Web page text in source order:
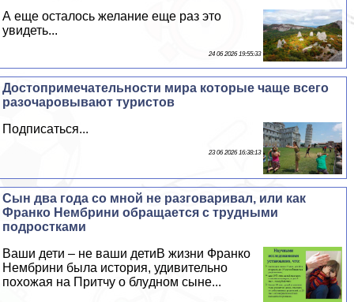
А еще осталось желание еще раз это
увидеть...
24 06 2026 19:55:33
Достопримечательности мира которые чаще всего
разочаровывают туристов
Подписаться...
23 06 2026 16:38:13
Сын два года со мной не разговаривал, или как
Франко Нембрини обращается с трудными
подростками
Ваши дети – не ваши детиВ жизни Франко
Нембрини была история, удивительно
похожая на Притчу о блyдном сыне...